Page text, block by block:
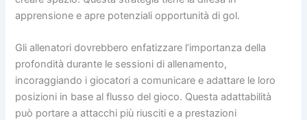
apprensione e apre potenziali opportunità di gol.
Gli allenatori dovrebbero enfatizzare l’importanza della
profondità durante le sessioni di allenamento,
incoraggiando i giocatori a comunicare e adattare le loro
posizioni in base al flusso del gioco. Questa adattabilità
può portare a attacchi più riusciti e a prestazioni